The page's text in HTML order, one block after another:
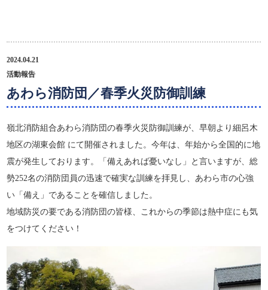
2024.04.21
活動報告
あわら消防団／春季火災防御訓練
嶺北消防組合あわら消防団の春季火災防御訓練が、早朝より細呂木
地区の湖東会館 にて開催されました。今年は、年始から全国的に地
震が発生しております。「備えあれば憂いなし」と言いますが、総
勢252名の消防団員の迅速で確実な訓練を拝見し、あわら市の心強
い「備え」であることを確信しました。
地域防災の要である消防団の皆様、これからの季節は熱中症にも気
をつけてください！